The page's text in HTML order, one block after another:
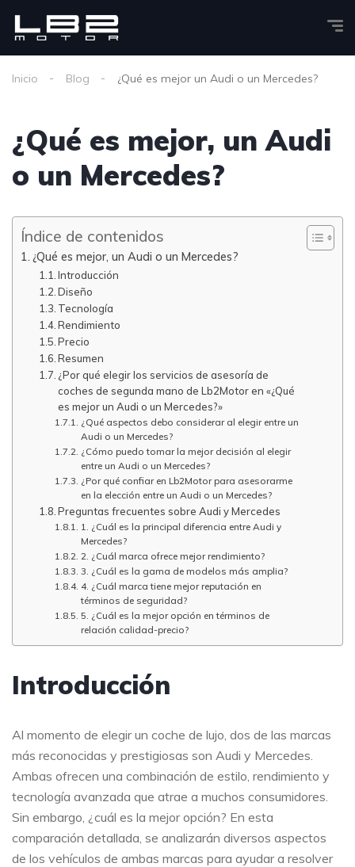
Inicio Blog ¿Qué es mejor un Audi o un Mercedes?
¿Qué es mejor, un Audi
o un Mercedes?
Índice de contenidos
¿Qué es mejor, un Audi o un Mercedes?
Introducción
Diseño
Tecnología
Rendimiento
Precio
Resumen
¿Por qué elegir los servicios de asesoría de
coches de segunda mano de Lb2Motor en «¿Qué
es mejor un Audi o un Mercedes?»
¿Qué aspectos debo considerar al elegir entre un
Audi o un Mercedes?
¿Cómo puedo tomar la mejor decisión al elegir
entre un Audi o un Mercedes?
¿Por qué confiar en Lb2Motor para asesorarme
en la elección entre un Audi o un Mercedes?
Preguntas frecuentes sobre Audi y Mercedes
1. ¿Cuál es la principal diferencia entre Audi y
Mercedes?
2. ¿Cuál marca ofrece mejor rendimiento?
3. ¿Cuál es la gama de modelos más amplia?
4. ¿Cuál marca tiene mejor reputación en
términos de seguridad?
5. ¿Cuál es la mejor opción en términos de
relación calidad-precio?
Introducción
Al momento de elegir un coche de lujo, dos de las marcas
más reconocidas y prestigiosas son Audi y Mercedes.
Ambas ofrecen una combinación de estilo, rendimiento y
tecnología avanzada que atrae a muchos consumidores.
Sin embargo, ¿cuál es la mejor opción? En esta
comparación detallada, se analizarán diversos aspectos
de los vehículos de ambas marcas para ayudar a resolver